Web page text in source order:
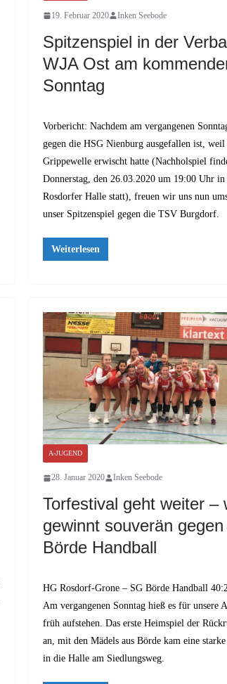
19. Februar 2020 Inken Seebode
Spitzenspiel in der
WJA Ost am
Sonntag
Vorbericht: Nachdem am vergangenen
gegen die HSG Nienburg ausgefallen ist,
Grippewelle erwischt hatte (Nachholspiel
Donnerstag, den 26.03.2020 um 19:00 Uhr in
Rosdorfer Halle statt), freuen wir uns nun
unser Spitzenspiel gegen die TSV Burgdorf.
Weiterlesen
A-JUGEND
28. Januar 2020 Inken Seebode
Torfestival geht weiter –
gewinnt souverän
Börde Handball
HG Rosdorf-Grone – SG Börde Handball
Am vergangenen Sonntag hieß es für unsere
früh aufstehen. Das erste Heimspiel der
an, mit den Mädels aus Börde kam eine
in die Halle am Siedlungsweg.